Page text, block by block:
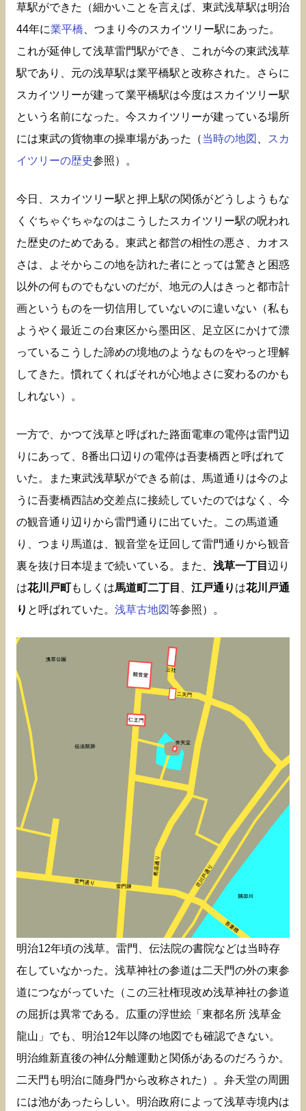
草駅ができた（細かいことを言えば、東武浅草駅は明治
44年に業平橋 、つまり今のスカイツリー駅にあった。
これが延伸して浅草雷門駅ができ、これが今の東武浅草
駅であり、元の浅草駅は業平橋駅と改称された。さらに
スカイツリーが建って業平橋駅は今度はスカイツリー駅
という名前になった。今スカイツリーが建っている場所
には東武の貨物車の操車場があった（当時の地図
スカ
イツリーの歴史参照）。
今日、スカイツリー駅と押上駅の関係がどうしようもな
くぐちゃぐちゃなのはこうしたスカイツリー駅の呪われ
た歴史のためである。東武と都営の相性の悪さ、カオス
さは、よそからこの地を訪れた者にとっては驚きと困惑
以外の何ものでもないのだが、地元の人はきっと都市計
画というものを一切信用していないのに違いない（私も
ようやく最近この台東区から墨田区、足立区にかけて漂
っているこうした諦めの境地のようなものをやっと理解
してきた。慣れてくればそれが心地よさに変わるのかも
しれない）。
一方で、かつて浅草と呼ばれた路面電車の電停は雷門辺
りにあって、8番出口辺りの電停は吾妻橋西と呼ばれて
いた。また東武浅草駅ができる前は、馬道通りは今のよ
うに吾妻橋西詰め交差点に接続していたのではなく、今
の観音通り辺りから雷門通りに出ていた。この馬道通
り、つまり馬道は、観音堂を迂回して雷門通りから観音
裏を抜け日本堤まで続いている。また、 浅草一丁目 辺り
は花川戸町もしくは馬道町二丁目 江戸通り は花川戸通
り と呼ばれていた。 浅草古地図等参照）。
明治12年頃の浅草。雷門、伝法院の書院などは当時存
在していなかった。浅草神社の参道は二天門の外の東参
道につながっていた（この三社権現改め浅草神社の参道
の屈折は異常である。広重の浮世絵「東都名所 浅草金
龍山」でも、明治12年以降の地図でも確認できない。
明治維新直後の神仏分離運動と関係があるのだろうか。
二天門も明治に随身門から改称された）。弁天堂の周囲
には池があったらしい。明治政府によって浅草寺境内は